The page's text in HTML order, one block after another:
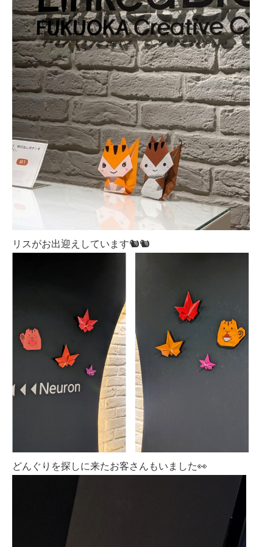
リスがお出迎えしています🐿️🐿️
どんぐりを探しに来たお客さんもいました👀